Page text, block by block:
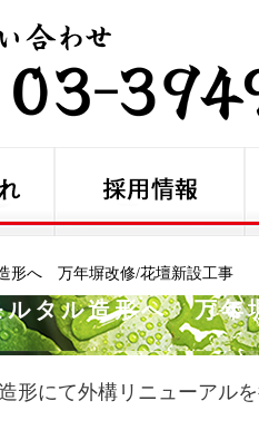
形へ 万年塀改修/花壇新設工事
ルタル造形へ 万年
にて外構リニューアルを